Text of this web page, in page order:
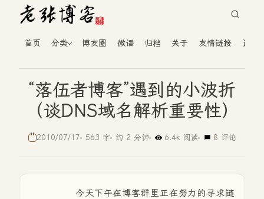
首页 分类 博友圈 微语 归档 关于 友情链接 读者
“落伍者博客”遇到的小波折
（谈DNS域名解析重要性）
2010/07/17 563 字 约 2 分钟 6.4k 阅读 8 评论
今天下午在博客群里正在努力的寻求链